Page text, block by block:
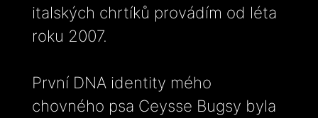
italských chrtíků provádím od léta
roku 2007.
První DNA identity mého
chovného psa Ceysse Bugsy byla